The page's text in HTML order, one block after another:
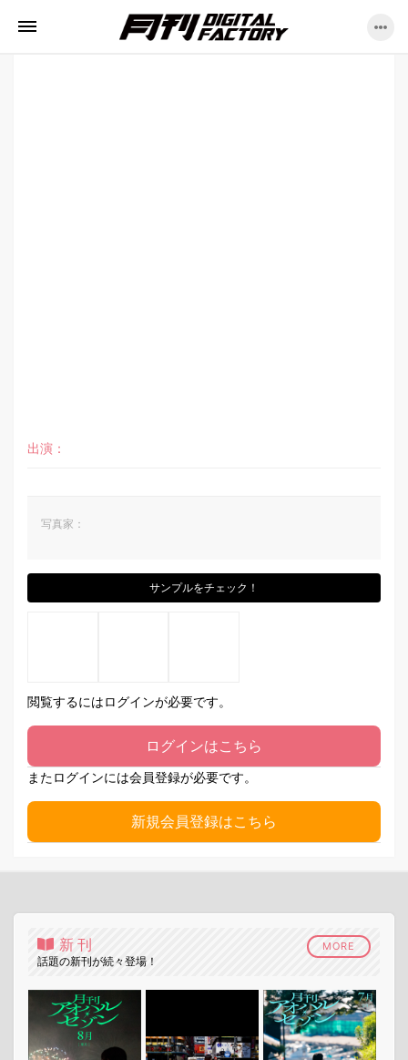
出演：
写真家：
サンプルをチェック！
閲覧するにはログインが必要です。
ログインはこちら
またログインには会員登録が必要です。
新規会員登録はこちら
新刊
話題の新刊が続々登場！
MORE